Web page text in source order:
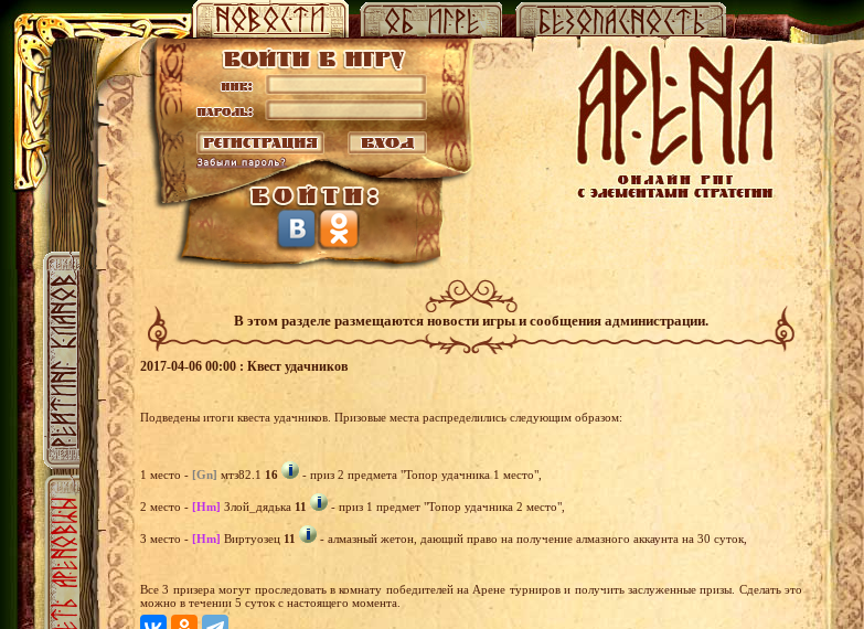
В этом разделе размещаются новости игры и сообщения администрации.
2017-04-06 00:00 : Квест удачников
Подведены итоги квеста удачников. Призовые места распределились следующим образом:
1 место - [Gn] мтз82.1 16 - приз 2 предмета "Топор удачника 1 место",
2 место - [Hm] Злой_дядька 11 - приз 1 предмет "Топор удачника 2 место",
3 место - [Hm] Виртуозец 11 - алмазный жетон, дающий право на получение алмазного аккаунта на 30 суток,
Все 3 призера могут проследовать в комнату победителей на Арене турниров и получить заслуженные призы. Сделать это
можно в течении 5 суток с настоящего момента.